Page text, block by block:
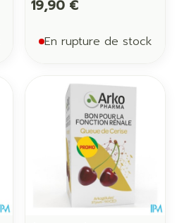
19,90 €
En rupture de stock